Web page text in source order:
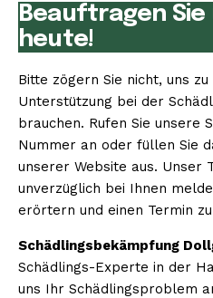
Beauftragen Sie
heute!
Bitte zögern Sie nicht, uns
Unterstützung bei der
brauchen. Rufen Sie unsere
Nummer an oder füllen Sie
unserer Website aus. Unser
unverzüglich bei Ihnen
erörtern und einen Termin
Schädlingsbekämpfung
Schädlings-Experte in der
uns Ihr Schädlingsproblem